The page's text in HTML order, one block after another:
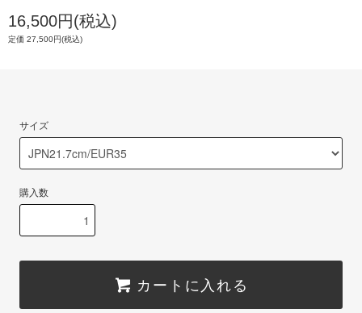
16,500円(税込)
定価 27,500円(税込)
サイズ
購入数
カートに入れる